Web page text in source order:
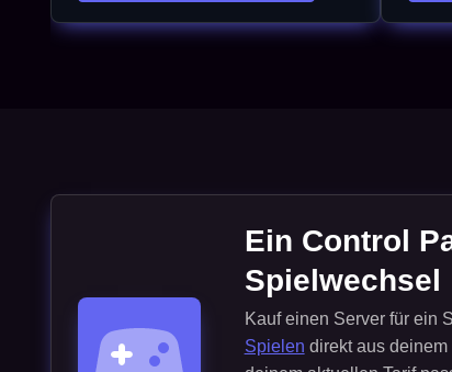
Ein Control
Spielwechsel
Kauf einen Server für ein
Spielen direkt aus